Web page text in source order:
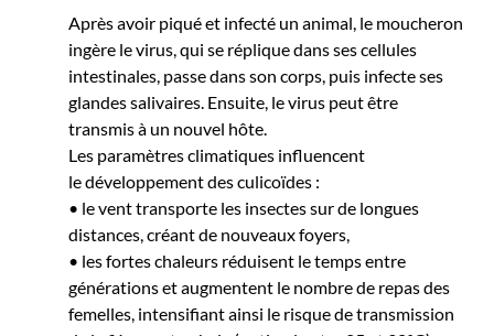
Après avoir piqué et infecté un animal, le moucheron
ingère le virus, qui se réplique dans ses cellules
intestinales, passe dans son corps, puis infecte ses
glandes salivaires. Ensuite, le virus peut être
transmis à un nouvel hôte.
Les paramètres climatiques influencent
le développement des culicoïdes :
• le vent transporte les insectes sur de longues
distances, créant de nouveaux foyers,
• les fortes chaleurs réduisent le temps entre
générations et augmentent le nombre de repas des
femelles, intensifiant ainsi le risque de transmission